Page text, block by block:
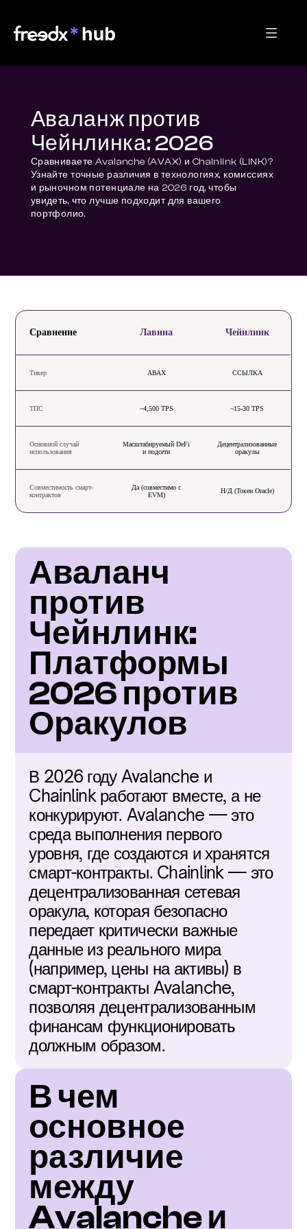
Аваланж против
Чейнлинка: 2026
Сравниваете Avalanche (AVAX) и Chainlink (LINK)?
Узнайте точные различия в технологиях, комиссиях
и рыночном потенциале на 2026 год, чтобы
увидеть, что лучше подходит для вашего
портфолио.
Сравнение Лавина Чейнлинк
Тикер АВАХ ССЫЛКА
ТПС ~4,500 TPS ~15-30 TPS
Основной случай
использования
Масштабируемый DeFi
и подсети
Децентрализованные
оракулы
Совместимость смарт-
контрактов
Да (совместимо с
EVM)
Н/Д (Токен Oracle)
Аваланч
против
Чейнлинк:
Платформы
2026 против
Оракулов
В 2026 году Avalanche и
Chainlink работают вместе, а не
конкурируют. Avalanche — это
среда выполнения первого
уровня, где создаются и хранятся
смарт-контракты. Chainlink — это
децентрализованная сетевая
оракула, которая безопасно
передает критически важные
данные из реального мира
(например, цены на активы) в
смарт-контракты Avalanche,
позволяя децентрализованным
финансам функционировать
должным образом.
В чем
основное
различие
между
Avalanche и